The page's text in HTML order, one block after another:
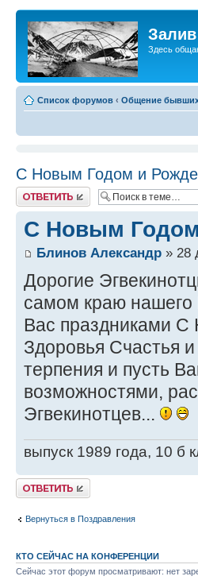
Залив
Здесь
Список форумов ‹ Общение
С Новым Годом и
Ответить
С Новым
Блинов Александр » 28
Дорогие
самом краю нашего
Вас праздниками
Здоровья Счастья
терпения и пусть
возможностями,
Эгвекинотцев...
выпуск 1989 года, 10 б
Ответить
Вернуться в Поздравления
КТО СЕЙЧАС НА КОНФЕРЕНЦИИ
Сейчас этот форум просматривают: нет